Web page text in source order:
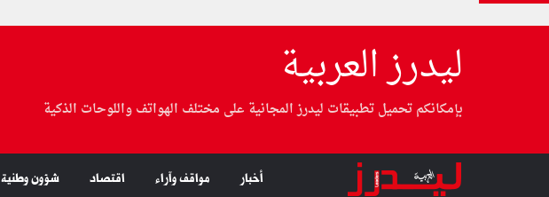
ليدرز العربية
بإمكانكم تحميل تطبيقات ليدرز المجانية على مختلف الهواتف واللوحات الذكية
أخبار مواقف وآراء اقتصاد شؤون وطنية